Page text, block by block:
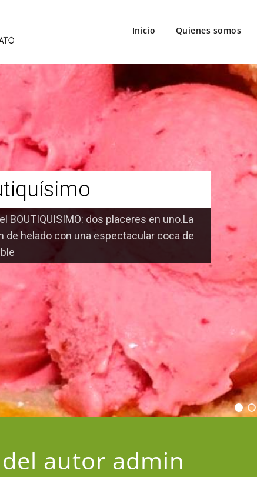
Inicio Quienes somos
el BOUTIQUISIMO: dos placeres en uno.La
de helado con una espectacular coca de
autor admin